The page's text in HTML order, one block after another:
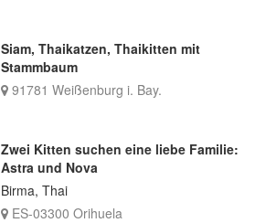
Siam, Thaikatzen, Thaikitten mit
Stammbaum
91781 Weißenburg i. Bay.
Zwei Kitten suchen eine liebe Familie:
Astra und Nova
Birma, Thai
ES-03300 Orihuela